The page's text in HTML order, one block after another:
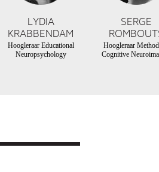
LYDIA
KRABBENDAM
Hoogleraar Educational
Neuropsychology
SERGE
Hoogleraar
Cognitive